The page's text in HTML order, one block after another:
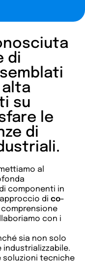
di
alta
su
le
di
al
componenti in
di co-
con i
sia non solo
industrializzabile.
soluzioni tecniche